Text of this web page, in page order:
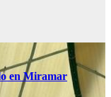
en Miramar